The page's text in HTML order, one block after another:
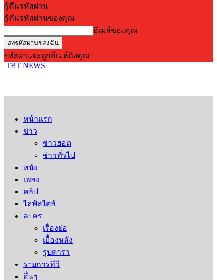
กู้คืนรหัสผ่าน
กู้คืนรหัสผ่านของคุณ
อีเมล์ของคุณ
รหัสผ่านจะถูกอีเมล์ถึงคุณ
TBT NEWS
หน้าแรก
ข่าว
ข่าวฮอต
ข่าวทั่วไป
หนัง
เพลง
คลิป
ไลฟ์สไตล์
ละคร
เรื่องย่อ
เบื้องหลัง
รูปดารา
รายการทีวี
อื่นๆ